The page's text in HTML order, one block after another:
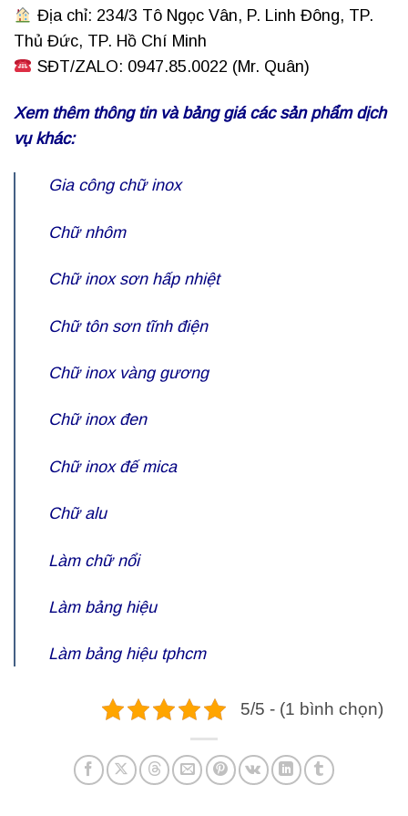
Địa chỉ: 234/3 Tô Ngọc Vân, P. Linh Đông, TP.
Thủ Đức, TP. Hồ Chí Minh
SĐT/ZALO: 0947.85.0022 (Mr. Quân)
Xem thêm thông tin và bảng giá các sản phẩm dịch
vụ khác:
Gia công chữ inox
Chữ nhôm
Chữ inox sơn hấp nhiệt
Chữ tôn sơn tĩnh điện
Chữ inox vàng gương
Chữ inox đen
Chữ inox đế mica
Chữ alu
Làm chữ nổi
Làm bảng hiệu
Làm bảng hiệu tphcm
5/5 - (1 bình chọn)